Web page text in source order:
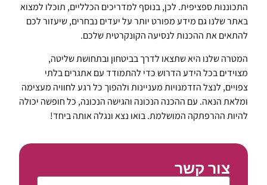
צור קשר
התכוננות ספציפית. לכן, בנוסף למדריכים הכלליים, תוכלו למצוא
באתר שלנו גם מידע מפורט יותר על יעדים נבחרים, שיעזור לכם
להתאים את ההכנות לנסיעה הקונקרטית שלכם.
המטרה שלנו היא שתצאו לדרך בביטחון ובתחושת שליטה,
מצוידים בכל הידע הדרוש כדי להתמודד עם אתגרים בלתי
צפויים, לנצל הזדמנויות מעניינות ולהפוך כל רגע לחוויה מעצימה
ומלאת הנאה. עם ההכנה הנכונה והגישה הנכונה, כל חופשה יכולה
להיות ההרפתקה המושלמת. בואו נצא ונגלה אותה ביחד!